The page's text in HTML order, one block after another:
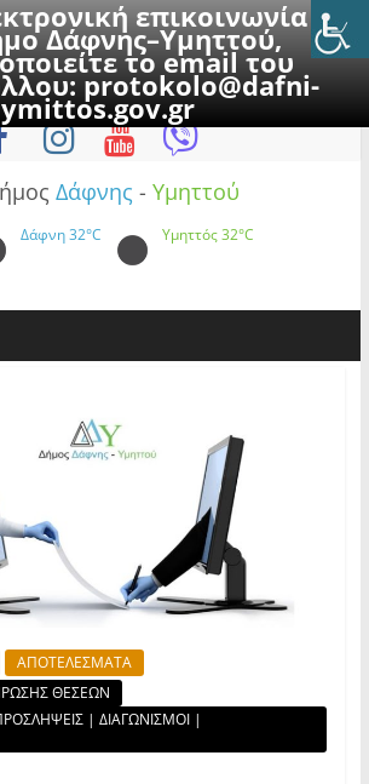
επικοινωνία με
Δάφνης–Υμηττού,
το email του
protokolo@dafni-
ymittos.gov.gr
8 Αυγούστου 2026
Δάφνης - Υμηττού
Δάφνη32°C Υμηττός32°C
ΑΠΟΤΕΛΕΣΜΑΤΑ
ΘΕΣΕΩΝ
| ΔΙΑΓΩΝΙΣΜΟΙ |